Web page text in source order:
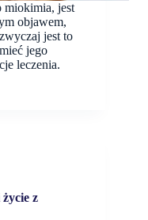
miokimia, jest
objawem,
jest to
jego
leczenia.
z